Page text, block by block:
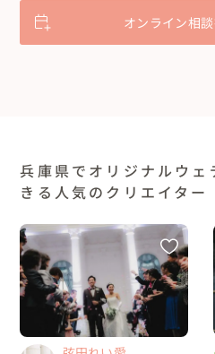
オンライン相
兵庫県でオリジナルウェ
きる人気のクリエイター